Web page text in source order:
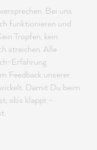
Bei uns
funktionieren und
Tropfen, kein
streichen. Alle
Erfahrung
Feedback unserer
Damit Du beim
ob’s klappt –